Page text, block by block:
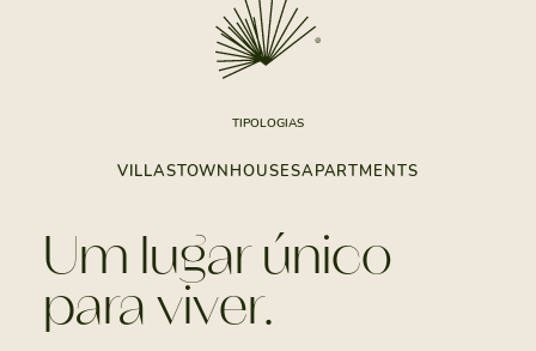
TIPOLOGIAS
VILLASTOWNHOUSESAPARTMENTS
Um lugar único
para viver.